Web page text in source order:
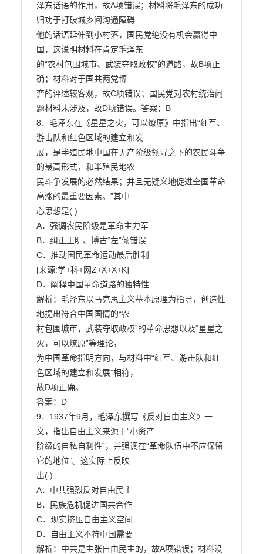
泽东话语的作用，故A项错误；材料将毛泽东的成功
归功于打破城乡间沟通障碍
他的话语延伸到小村落，国民党绝没有机会赢得中
国，这说明材料在肯定毛泽东
的“农村包围城市、武装夺取政权”的道路，故B项正
确；材料对于国共两党博
弈的评述较客观，故C项错误；国民党对农村统治问
题材料未涉及，故D项错误。答案：B
8．毛泽东在《星星之火，可以燎原》中指出“红军、
游击队和红色区域的建立和发
展，是半殖民地中国在无产阶级领导之下的农民斗争
的最高形式，和半殖民地农
民斗争发展的必然结果；并且无疑义地促进全国革命
高涨的最重要因素。”其中
心思想是( )
A．强调农民阶级是革命主力军
B．纠正王明、博古“左”倾错误
C．推动国民革命运动最后胜利
[来源:学+科+网Z+X+X+K]
D．阐释中国革命道路的独特性
解析：毛泽东以马克思主义基本原理为指导，创造性
地提出符合中国国情的“农
村包围城市，武装夺取政权”的革命思想以及“星星之
火，可以燎原”等理论，
为中国革命指明方向，与材料中“红军、游击队和红
色区域的建立和发展”相符，
故D项正确。
答案：D
9．1937年9月，毛泽东撰写《反对自由主义》一
文，指出自由主义来源于“小资产
阶级的自私自利性”，并强调在“革命队伍中不应保留
它的地位”。这实际上反映
出( )
A．中共强烈反对自由民主
B．民族危机促进国共合作
C．现实挤压自由主义空间
D．自由主义不符中国需要
解析：中共是主张自由民主的，故A项错误；材料没